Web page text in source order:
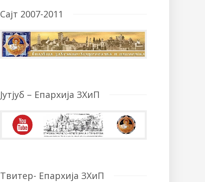
Сајт 2007-2011
Јутјуб – Епархија ЗХиП
Твитер- Епархија ЗХиП